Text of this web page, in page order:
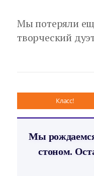
Мы потеряли
творческий
Класс!
Мы
стоном.